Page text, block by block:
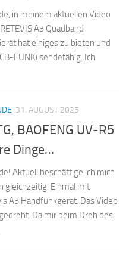
in meinem aktuellen Video
A3 Quadband
hat einiges zu bieten und
FUNK) sendefähig. Ich
31. AUGUST 2025
BAOFENG UV-R5
Dinge…
Aktuell beschäftige ich mich
gleichzeitig. Einmal mit
A3 Handfunkgerät. Das Video
Da mir beim Dreh des